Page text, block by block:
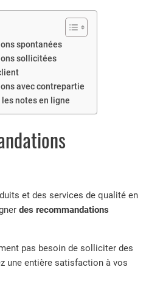
spontanées
sollicitées
avec contrepartie
notes en ligne
et des services de qualité en
des recommandations
pas besoin de solliciter des
une entière satisfaction à vos